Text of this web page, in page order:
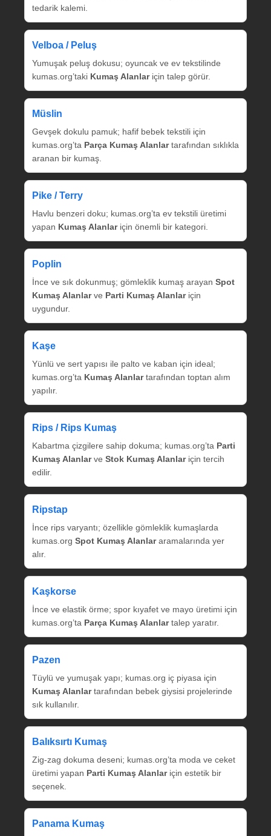
tedarik kalemi.
Velboa / Peluş
Yumuşak peluş dokusu; oyuncak ve ev tekstilinde
kumas.org’taki Kumaş Alanlariçin talep görür.
Müslin
Gevşek dokulu pamuk; hafif bebek tekstili için
kumas.org’ta Parça Kumaş Alanlartarafından sıklıkla
aranan bir kumaş.
Pike / Terry
Havlu benzeri doku; kumas.org’ta ev tekstili üretimi
yapan Kumaş Alanlariçin önemli bir kategori.
Poplin
İnce ve sık dokunmuş; gömleklik kumaş arayan Spot
Kumaş Alanlarve Parti Kumaş Alanlariçin
uygundur.
Kaşe
Yünlü ve sert yapısı ile palto ve kaban için ideal;
kumas.org’ta Kumaş Alanlartarafından toptan alım
yapılır.
Rips / Rips Kumaş
Kabartma çizgilere sahip dokuma; kumas.org’ta Parti
Kumaş Alanlarve Stok Kumaş Alanlariçin tercih
edilir.
Ripstap
İnce rips varyantı; özellikle gömleklik kumaşlarda
kumas.org Spot Kumaş Alanlararamalarında yer
alır.
Kaşkorse
İnce ve elastik örme; spor kıyafet ve mayo üretimi için
kumas.org’ta Parça Kumaş Alanlartalep yaratır.
Pazen
Tüylü ve yumuşak yapı; kumas.org iç piyasa için
Kumaş Alanlartarafından bebek giysisi projelerinde
sık kullanılır.
Balıksırtı Kumaş
Zig‑zag dokuma deseni; kumas.org’ta moda ve ceket
üretimi yapan Parti Kumaş Alanlariçin estetik bir
seçenek.
Panama Kumaş